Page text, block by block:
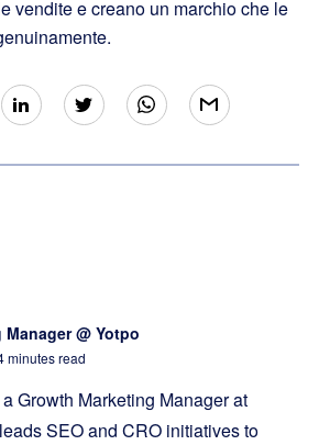
vendite e creano un marchio che le
@ Yotpo
minutes read
Growth Marketing Manager at
SEO and CRO initiatives to